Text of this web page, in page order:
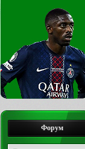
Форум